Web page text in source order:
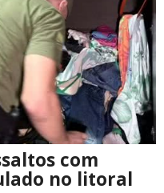
com
no litoral